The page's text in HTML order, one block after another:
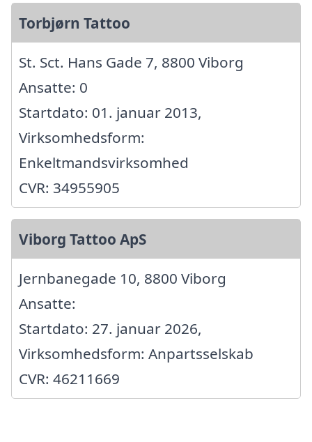
Torbjørn Tattoo
St. Sct. Hans Gade 7, 8800 Viborg
Ansatte: 0
Startdato: 01. januar 2013,
Virksomhedsform:
Enkeltmandsvirksomhed
CVR: 34955905
Viborg Tattoo ApS
Jernbanegade 10, 8800 Viborg
Ansatte:
Startdato: 27. januar 2026,
Virksomhedsform: Anpartsselskab
CVR: 46211669